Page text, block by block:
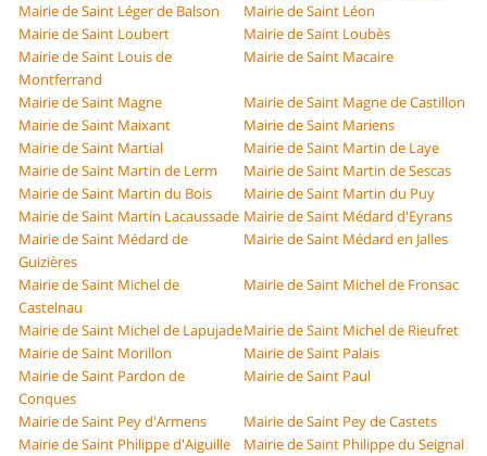
Mairie de Saint Léger de Balson
Mairie de Saint Léon
Mairie de Saint Loubert
Mairie de Saint Loubès
Mairie de Saint Louis de
Montferrand
Mairie de Saint Macaire
Mairie de Saint Magne
Mairie de Saint Magne de Castillon
Mairie de Saint Maixant
Mairie de Saint Mariens
Mairie de Saint Martial
Mairie de Saint Martin de Laye
Mairie de Saint Martin de Lerm
Mairie de Saint Martin de Sescas
Mairie de Saint Martin du Bois
Mairie de Saint Martin du Puy
Mairie de Saint Martin Lacaussade Mairie de Saint Médard d'Eyrans
Mairie de Saint Médard de
Guizières
Mairie de Saint Médard en Jalles
Mairie de Saint Michel de
Castelnau
Mairie de Saint Michel de Fronsac
Mairie de Saint Michel de LapujadeMairie de Saint Michel de Rieufret
Mairie de Saint Morillon
Mairie de Saint Palais
Mairie de Saint Pardon de
Conques
Mairie de Saint Paul
Mairie de Saint Pey d'Armens
Mairie de Saint Pey de Castets
Mairie de Saint Philippe d'Aiguille
Mairie de Saint Philippe du Seignal